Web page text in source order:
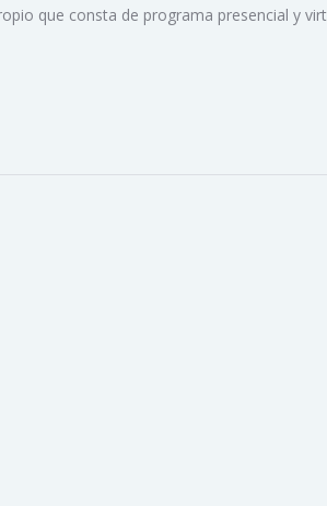
que consta de programa presencial y